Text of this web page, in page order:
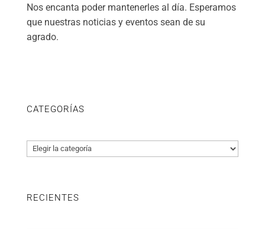
Nos encanta poder mantenerles al día. Esperamos
que nuestras noticias y eventos sean de su
agrado.
CATEGORÍAS
Categorías
RECIENTES